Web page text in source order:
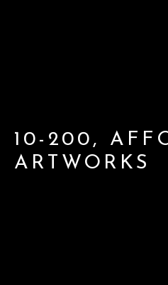
10-200,
ARTWORKS